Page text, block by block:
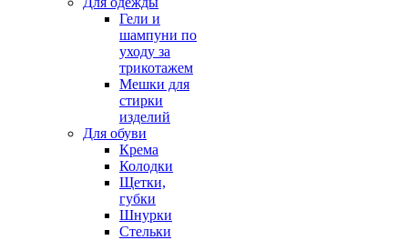
Гели и
шампуни по
уходу за
трикотажем
Мешки для
стирки
изделий
Для обуви
Крема
Колодки
Щетки,
губки
Шнурки
Стельки